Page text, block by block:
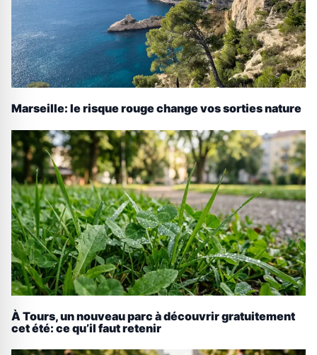
Marseille: le risque rouge change vos sorties nature
À Tours, un nouveau parc à découvrir gratuitement
cet été: ce qu’il faut retenir